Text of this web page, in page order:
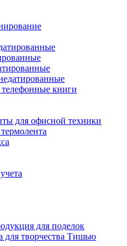
книги
для офисной техники
для поделок
для творчества Тишью